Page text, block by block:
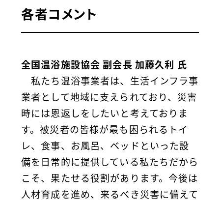
各者コメント
全国温浴施設協会 副会長 加藤久利 氏
私たち温浴事業者は、生活インフラ事
業者として地域に支えられており、災害
時には恩返しをしたいと考えておりま
す。被災者の皆様が最も困られるトイ
レ、食事、お風呂、ベッドといった設
備を日常的に提供している私たちだから
こそ、果たせる役割があります。今後は
人材育成を進め、来るべき災害に備えて